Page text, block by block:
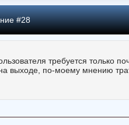
#28
требуется только
выходе, по-моему мнению